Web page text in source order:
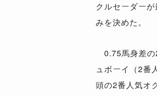
クルセーダー
みを決めた。
0.75馬身差の
ュボーイ（2番
頭の2番人気オ